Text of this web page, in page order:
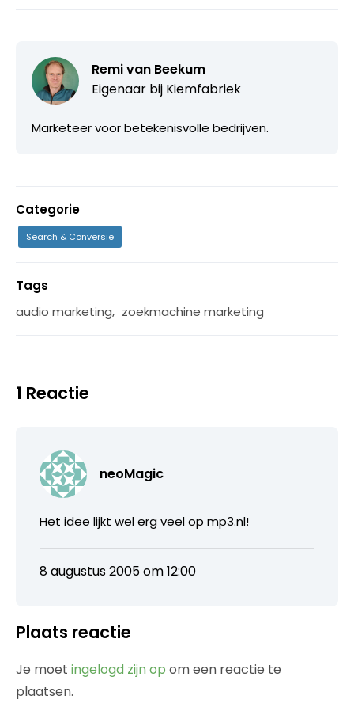
Remi van Beekum
Eigenaar bij Kiemfabriek
Marketeer voor betekenisvolle bedrijven.
Categorie
Search & Conversie
Tags
audio marketing, zoekmachine marketing
1 Reactie
neoMagic
Het idee lijkt wel erg veel op mp3.nl!
8 augustus 2005 om 12:00
Plaats reactie
Je moet ingelogd zijn op om een reactie te
plaatsen.